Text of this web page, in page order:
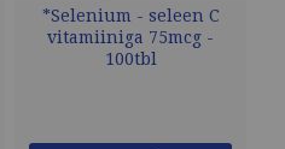
*Selenium - seleen C
vitamiiniga 75mcg -
100tbl